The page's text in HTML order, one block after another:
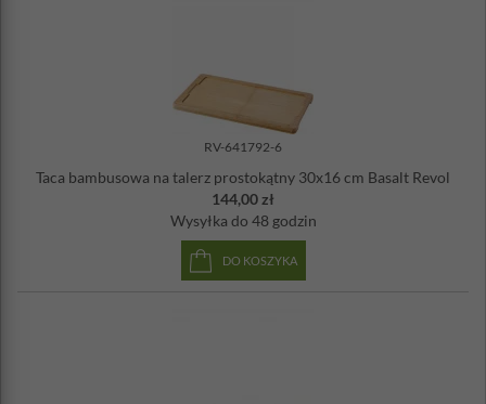
RV-641792-6
Taca bambusowa na talerz prostokątny 30x16 cm Basalt Revol
144,00 zł
Wysyłka do 48 godzin
DO KOSZYKA